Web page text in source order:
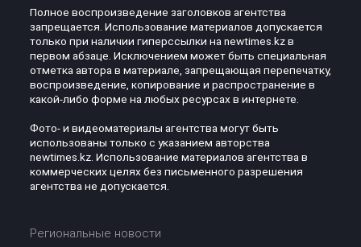
Полное воспроизведение заголовков агентства
запрещается. Использование материалов допускается
только при наличии гиперссылки на newtimes.kz в
первом абзаце. Исключением может быть специальная
отметка автора в материале, запрещающая перепечатку,
воспроизведение, копирование и распространение в
какой-либо форме на любых ресурсах в интернете.
Фото- и видеоматериалы агентства могут быть
использованы только с указанием авторства
newtimes.kz. Использование материалов агентства в
коммерческих целях без письменного разрешения
агентства не допускается.
Региональные новости